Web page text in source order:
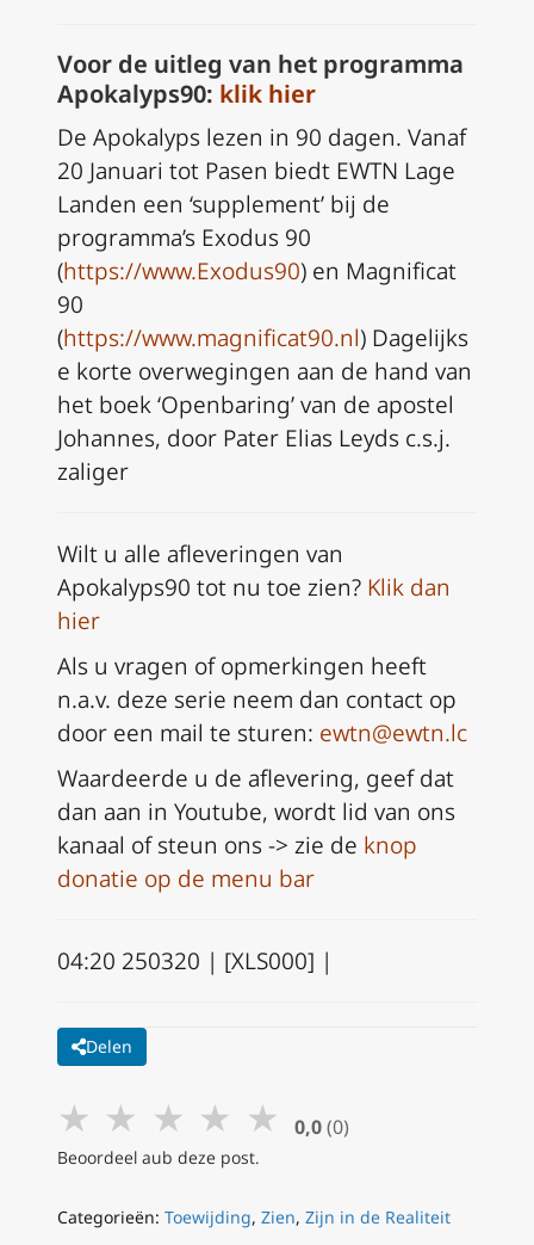
Voor de uitleg van het programma
Apokalyps90: klik hier
De Apokalyps lezen in 90 dagen. Vanaf
20 Januari tot Pasen biedt EWTN Lage
Landen een ‘supplement’ bij de
programma’s Exodus 90
(https://www.Exodus90) en Magnificat
90
(https://www.magnificat90.nl) Dagelijks
e korte overwegingen aan de hand van
het boek ‘Openbaring’ van de apostel
Johannes, door Pater Elias Leyds c.s.j.
zaliger
Wilt u alle afleveringen van
Apokalyps90 tot nu toe zien? Klik dan
hier
Als u vragen of opmerkingen heeft
n.a.v. deze serie neem dan contact op
door een mail te sturen: ewtn@ewtn.lc
Waardeerde u de aflevering, geef dat
dan aan in Youtube, wordt lid van ons
kanaal of steun ons -> zie de knop
donatie op de menu bar
04:20 250320 | [XLS000] |
Delen
★ ★ ★ ★ ★ 0,0 (0)
Beoordeel aub deze post.
Categorieën: Toewijding, Zien, Zijn in de Realiteit